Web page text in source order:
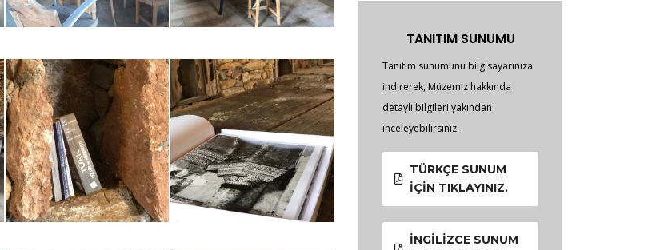
TANITIM SUNUMU
Tanıtım sunumunu bilgisayarınıza
indirerek, Müzemiz hakkında
detaylı bilgileri yakından
inceleyebilirsiniz.
TÜRKÇE SUNUM
İÇIN TIKLAYINIZ.
İNGILIZCE SUNUM